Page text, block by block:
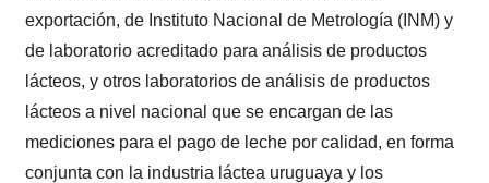
exportación, de Instituto Nacional de Metrología (INM) y
de laboratorio acreditado para análisis de productos
lácteos, y otros laboratorios de análisis de productos
lácteos a nivel nacional que se encargan de las
mediciones para el pago de leche por calidad, en forma
conjunta con la industria láctea uruguaya y los